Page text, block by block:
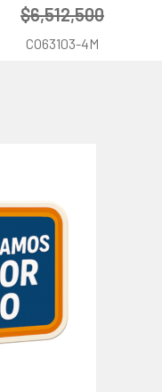
$6,512,500
CO63103-4M